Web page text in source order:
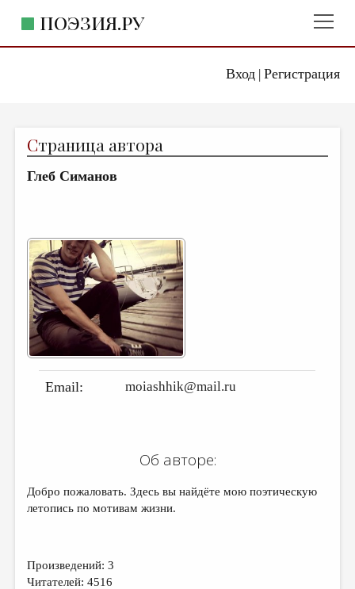
Вход| Регистрация
ПОЭЗИЯ.РУ
ЖАНРЫ
АВТОРЫ
ЛИТСАЛОН
НОВОСТИ
ПРАВИЛА САЙТА
ОТДЕЛЫ И РУБРИКИ
ИЗБРАННОЕ
ДАЙДЖЕСТ
ДЕТСКАЯ КОМНАТА
КНИЖНАЯ ПОЛКА
СТРАНИЦЫ ПАМЯТИ
Страница автора
Глеб Симанов
Email: moiashhik@mail.ru
Об авторе:
Добро пожаловать. Здесь вы найдёте мою поэтическую
летопись по мотивам жизни.
Произведений: 3
Читателей: 4516